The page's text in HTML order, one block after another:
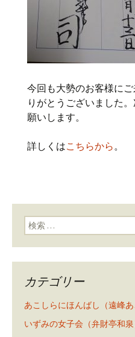
今回も大勢のお客様に
りがとうございました
願いします。
詳しくはこちらから。
検索:
カテゴリー
あこしらにほんばし（遠峰あ
いずみの女子会（弁財亭和泉